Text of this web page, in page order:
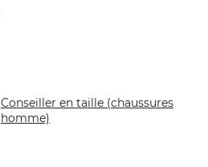
Conseiller en taille (chaussures
homme)